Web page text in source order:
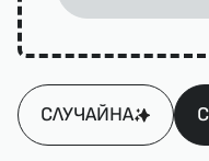
СЛУЧАЙНА